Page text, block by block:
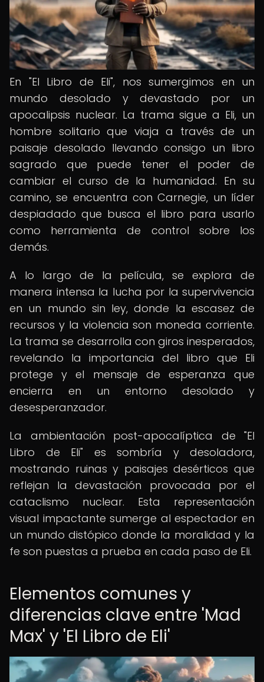
En "El Libro de Eli", nos sumergimos en un
mundo desolado y devastado por un
apocalipsis nuclear. La trama sigue a Eli, un
hombre solitario que viaja a través de un
paisaje desolado llevando consigo un libro
sagrado que puede tener el poder de
cambiar el curso de la humanidad. En su
camino, se encuentra con Carnegie, un líder
despiadado que busca el libro para usarlo
como herramienta de control sobre los
demás.
A lo largo de la película, se explora de
manera intensa la lucha por la supervivencia
en un mundo sin ley, donde la escasez de
recursos y la violencia son moneda corriente.
La trama se desarrolla con giros inesperados,
revelando la importancia del libro que Eli
protege y el mensaje de esperanza que
encierra en un entorno desolado y
desesperanzador.
La ambientación post-apocalíptica de "El
Libro de Eli" es sombría y desoladora,
mostrando ruinas y paisajes desérticos que
reflejan la devastación provocada por el
cataclismo nuclear. Esta representación
visual impactante sumerge al espectador en
un mundo distópico donde la moralidad y la
fe son puestas a prueba en cada paso de Eli.
Elementos comunes y
diferencias clave entre 'Mad
Max' y 'El Libro de Eli'